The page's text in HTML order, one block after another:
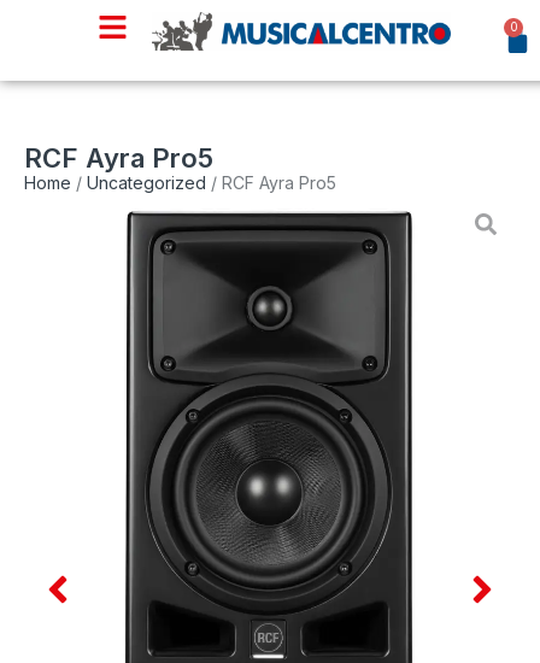
0
RCF Ayra Pro5
Home / Uncategorized / RCF Ayra Pro5